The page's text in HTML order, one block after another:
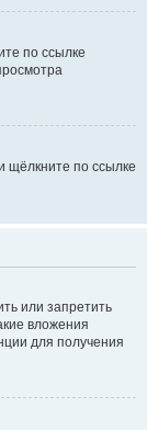
по ссылке
щёлкните по ссылке
или запретить
вложения
для получения